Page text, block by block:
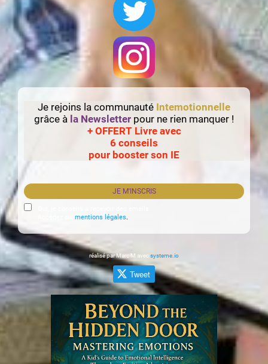
Je rejoins la communauté Intemotionnelle
grâce à la Newsletter pour ne rien manquer !
+ OFFERT Livre avec
6 conseils
pour booster son IE
JE M'INSCRIS
mentions légales.
réalisé par Marc M avecsysteme.io
Tweet